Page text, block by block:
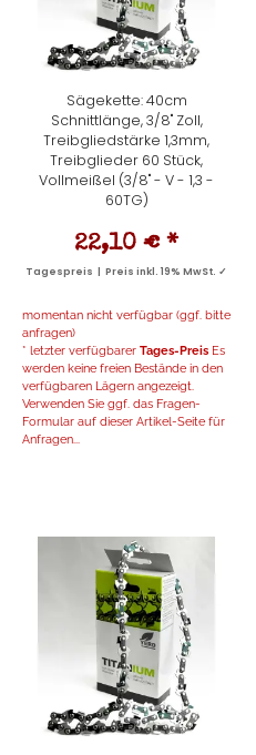
Sägekette: 40cm
Schnittlänge, 3/8" Zoll,
Treibgliedstärke 1,3mm,
Treibglieder 60 Stück,
Vollmeißel (3/8" - V - 1,3 -
60TG)
22,10 € *
Tagespreis | Preis inkl. 19% MwSt. ✓
momentan nicht verfügbar (ggf. bitte
anfragen)
* letzter verfügbarer Tages-Preis Es
werden keine freien Bestände in den
verfügbaren Lägern angezeigt.
Verwenden Sie ggf. das Fragen-
Formular auf dieser Artikel-Seite für
Anfragen...